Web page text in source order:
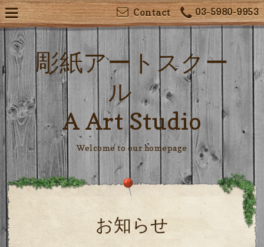
03-5980-9953
Contact
彫紙アートスクー
ル
A Art Studio
Welcome to our homepage
お知らせ